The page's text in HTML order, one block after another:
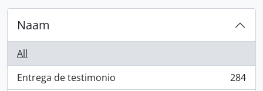
Naam
All
Entrega de testimonio
, 284 results
284